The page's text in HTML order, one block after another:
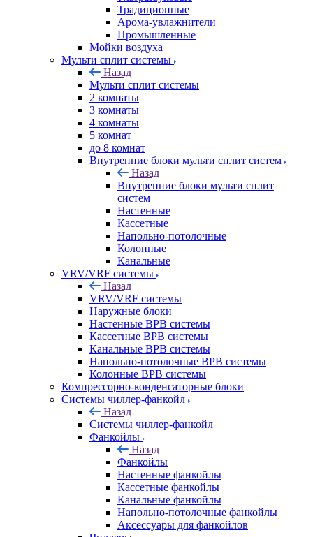
Традиционные
Арома-увлажнители
Промышленные
Мойки воздуха
Мульти сплит системы
Назад
Мульти сплит системы
2 комнаты
3 комнаты
4 комнаты
5 комнат
до 8 комнат
Внутренние блоки мульти сплит систем
Назад
Внутренние блоки мульти сплит
систем
Настенные
Кассетные
Напольно-потолочные
Колонные
Канальные
VRV/VRF системы
Назад
VRV/VRF системы
Наружные блоки
Настенные ВРВ системы
Кассетные ВРВ системы
Канальные ВРВ системы
Напольно-потолочные ВРВ системы
Колонные ВРВ системы
Компрессорно-конденсаторные блоки
Системы чиллер-фанкойл
Назад
Системы чиллер-фанкойл
Фанкойлы
Назад
Фанкойлы
Настенные фанкойлы
Кассетные фанкойлы
Канальные фанкойлы
Напольно-потолочные фанкойлы
Аксессуары для фанкойлов